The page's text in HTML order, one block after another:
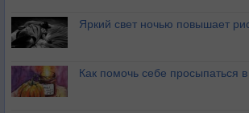
Яркий свет ночью повышает
Как помочь себе просыпаться